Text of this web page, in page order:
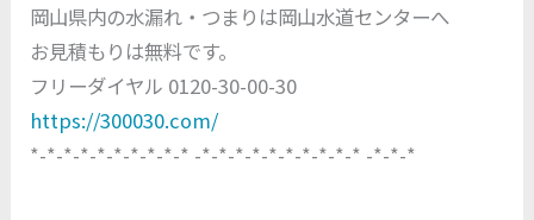
岡山県内の水漏れ・つまりは岡山水道センターへ
お見積もりは無料です。
フリーダイヤル 0120-30-00-30
https://300030.com/
*-*-*-*-*-*-*-*-*-* -*-*-*-*-*-*-*-*-*-* -*-*-*